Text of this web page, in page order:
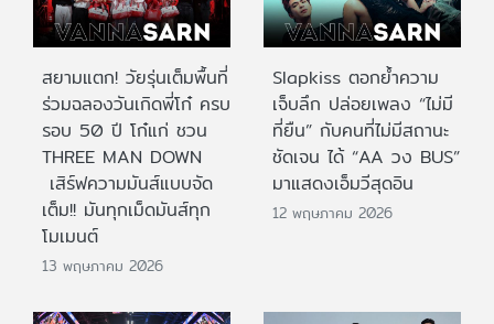
สยามแตก! วัยรุ่นเต็มพื้นที่
ร่วมฉลองวันเกิดพี่โก๋ ครบ
รอบ 50 ปี โก๋แก่ ชวน
THREE MAN DOWN
เสิร์ฟความมันส์แบบจัด
เต็ม!! มันทุกเม็ดมันส์ทุก
โมเมนต์
13 พฤษภาคม 2026
Slapkiss ตอกย้ำความ
เจ็บลึก ปล่อยเพลง “ไม่มี
ที่ยืน” กับคนที่ไม่มีสถานะ
ชัดเจน ได้ “AA วง BUS”
มาแสดงเอ็มวีสุดอิน
12 พฤษภาคม 2026